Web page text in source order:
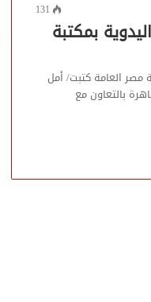
131
بمكتبة
مصر العامة كتبت/ أمل
بالتعاون مع